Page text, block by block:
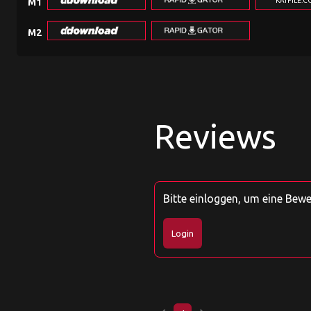
M2
Reviews
Bitte einloggen, um eine
Login